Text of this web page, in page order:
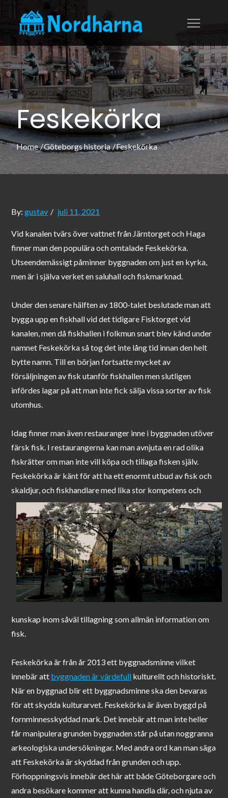
content
Allt om västkustens
pärla Göteborg
Feskekörka
Home Göteborgs historia Feskekörka
By:gustav
Posted
juli 11, 2021
Vid kanalen tvärs över vattnet från Järntorget och Haga
finner man den populära och omtalade Feskekörka.
Utseendemässigt påminner byggnaden om just en kyrka,
men är i själva verket en saluhall och fiskmarknad.
Under den senare hälften av 1800-talet beslutade man att
bygga upp en fiskhall vid det tidigare Fisktorget vid
kanalen, men då fiskhallen i folkmun snart blev känd under
namnet Feskekörka så tog det inte lång tid innan den helt
bytte namn. Till en början fortsatte mycket av
försäljningen av fisk utanför fiskhallen men slutligen
infördes lagar på att man inte fick sälja vissa sorter av fisk
utomhus.
Idag finner man även restauranger inne i byggnaden utöver
färsk fisk. I restaurangerna kan man avnjuta en rad olika
fiskrätter om man inte vill köpa och tillaga fisken själv.
Feskekörka är känt för att ha ett enormt utbud av fisk och
skaldjur, och fiskhandlare med lika stor kompetens och
kunskap inom såväl tillagning som allmän information om
fisk.
Feskekörka är från år 2013 ett byggnadsminne vilket
innebär att byggnaden är värdefull kulturellt och historiskt.
När en byggnad blir ett byggnadsminne ska den bevaras
för att skydda kulturarvet. Feskekörka är även byggd på
fornminnesskyddad mark. Det innebär att man inte heller
får manipulera grunden byggnaden står på utan noggranna
arkeologiska undersökningar. Med andra ord kan man säga
att Feskekörka är skyddad från grunden och upp.
Förhoppningsvis innebär det här att både Göteborgare och
andra besökare kommer att kunna handla där, och njuta av